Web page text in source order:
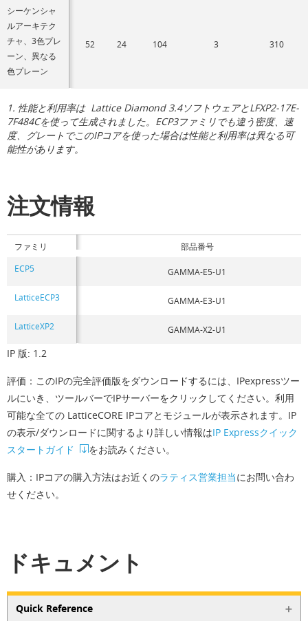
シーケンシャ
ルアーキテク
チャ、3色プレ
ーン、異なる
色プレーン
52 24 104 3 310
1. 性能と利用率は Lattice Diamond 3.4ソフトウェアとLFXP2-17E-
7F484Cを使って生成されました。ECP3ファミリでも違う密度、速
度、グレートでこのIPコアを使った場合は性能と利用率は異なる可
能性があります。
注文情報
ファミリ
部品番号
ECP5
GAMMA-E5-U1
LatticeECP3 GAMMA-E3-U1
LatticeXP2 GAMMA-X2-U1
IP 版: 1.2
評価：このIPの完全評価版をダウンロードするには、IPexpressツー
ルにいき、ツールバーでIPサーバーをクリックしてください。利用
可能な全ての LatticeCORE IPコアとモジュールが表示されます。IP
の表示/ダウンロードに関するより詳しい情報はIP Expressクイック
スタートガイド
をお読みください。
購入：IPコアの購入方法はお近くのラティス営業担当にお問い合わ
せください。
ドキュメント
Quick Reference